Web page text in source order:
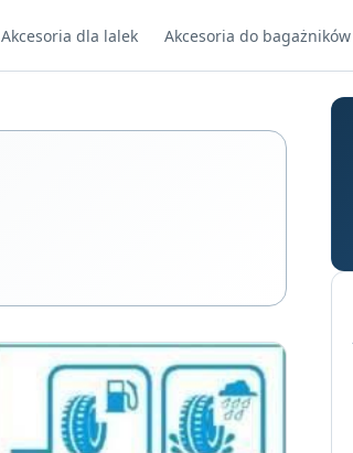
Akcesoria dla lalek Akcesoria do bagażników